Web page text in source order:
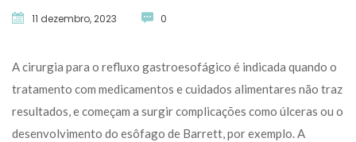
11 dezembro, 2023 0
A cirurgia para o refluxo gastroesofágico é indicada quando o
tratamento com medicamentos e cuidados alimentares não traz
resultados, e começam a surgir complicações como úlceras ou o
desenvolvimento do esôfago de Barrett, por exemplo. A